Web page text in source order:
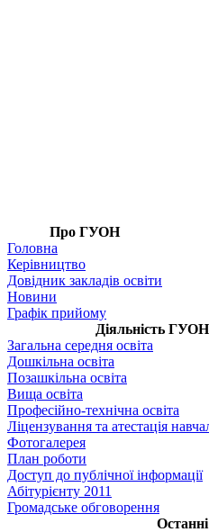
Про ГУОН
Головна
Керівництво
Довідник закладів освіти
Новини
Графік прийому
Діяльність ГУОН
Загальна середня освіта
Дошкільна освіта
Позашкільна освіта
Вища освіта
Професійно-технічна освіта
Ліцензування та атестація
Фотогалерея
План роботи
Доступ до публічної інформації
Абітурієнту 2011
Громадське обговорення